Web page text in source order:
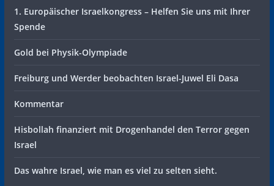
1. Europäischer Israelkongress – Helfen Sie uns mit Ihrer
Spende
Gold bei Physik-Olympiade
Freiburg und Werder beobachten Israel-Juwel Eli Dasa
Kommentar
Hisbollah finanziert mit Drogenhandel den Terror gegen
Israel
Das wahre Israel, wie man es viel zu selten sieht.